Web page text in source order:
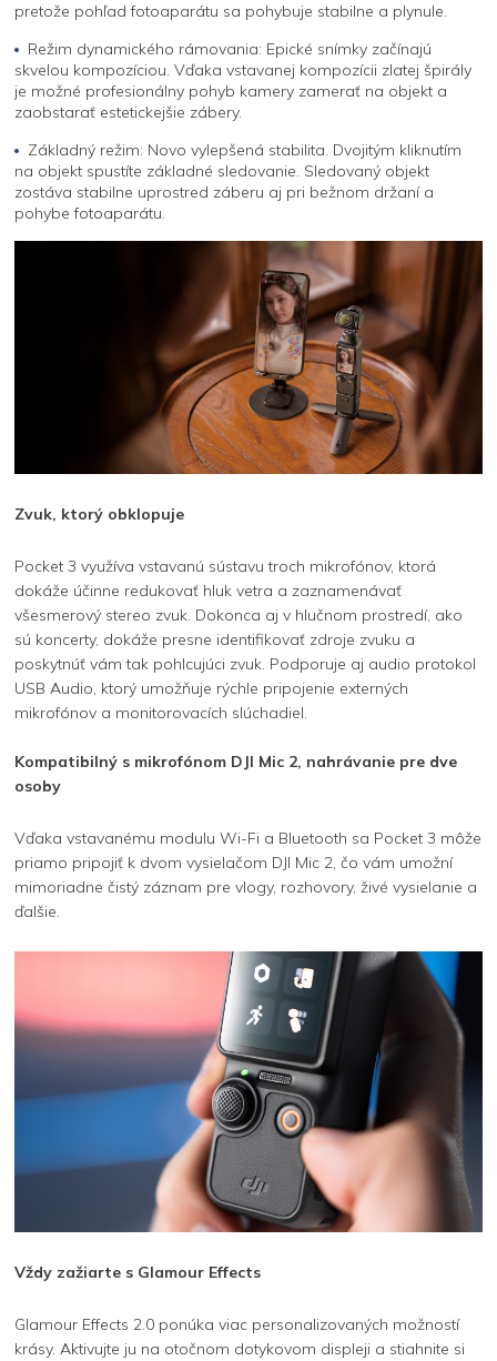
pretože pohľad fotoaparátu sa pohybuje stabilne a plynule.
Režim dynamického rámovania: Epické snímky začínajú
skvelou kompozíciou. Vďaka vstavanej kompozícii zlatej špirály
je možné profesionálny pohyb kamery zamerať na objekt a
zaobstarať estetickejšie zábery.
Základný režim: Novo vylepšená stabilita. Dvojitým kliknutím
na objekt spustíte základné sledovanie. Sledovaný objekt
zostáva stabilne uprostred záberu aj pri bežnom držaní a
pohybe fotoaparátu.
Zvuk, ktorý obklopuje
Pocket 3 využíva vstavanú sústavu troch mikrofónov, ktorá
dokáže účinne redukovať hluk vetra a zaznamenávať
všesmerový stereo zvuk. Dokonca aj v hlučnom prostredí, ako
sú koncerty, dokáže presne identifikovať zdroje zvuku a
poskytnúť vám tak pohlcujúci zvuk. Podporuje aj audio protokol
USB Audio, ktorý umožňuje rýchle pripojenie externých
mikrofónov a monitorovacích slúchadiel.
Kompatibilný s mikrofónom DJI Mic 2, nahrávanie pre dve
osoby
Vďaka vstavanému modulu Wi-Fi a Bluetooth sa Pocket 3 môže
priamo pripojiť k dvom vysielačom DJI Mic 2, čo vám umožní
mimoriadne čistý záznam pre vlogy, rozhovory, živé vysielanie a
ďalšie.
Vždy zažiarte s Glamour Effects
Glamour Effects 2.0 ponúka viac personalizovaných možností
krásy. Aktivujte ju na otočnom dotykovom displeji a stiahnite si